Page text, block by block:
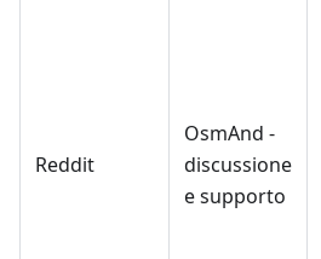
Reddit
OsmAnd -
discussione
e supporto